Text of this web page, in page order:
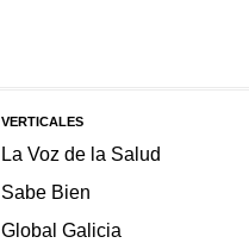
VERTICALES
La Voz de la Salud
Sabe Bien
Global Galicia